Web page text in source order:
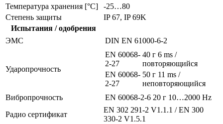
Температура хранения [°C]
-25…80
Степень защиты
IP 67, IP 69K
Испытания / одобрения
ЭMC
DIN EN 61000-6-2
Ударопрочность
EN 60068-
2-27
40 г 6 ms /
повторяющийся
EN 60068-
2-27
50 г 11 ms /
неповторяющийся
Вибропрочность
EN 60068-2-6 20 г 10…2000 Hz
Радио сертификат
EN 302 291-2 V1.1.1 / EN 300
330-2 V1.5.1